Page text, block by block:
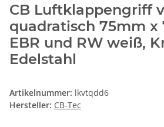
CB Luftklappengriff
quadratisch 75mm x
EBR und RW weiß,
Edelstahl
Artikelnummer: lkvtqdd6
Hersteller: CB-Tec